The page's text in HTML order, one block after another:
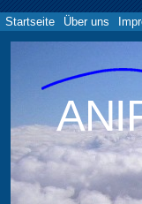
Startseite Über uns